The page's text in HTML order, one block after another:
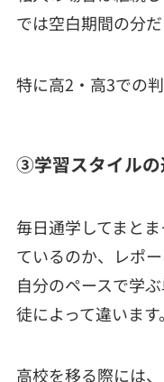
では空白期間の分だ
特に高2・高3での
③学習スタイルの
毎日通学してまと
ているのか、レポ
自分のペースで学
徒によって違います。
高校を移る際には